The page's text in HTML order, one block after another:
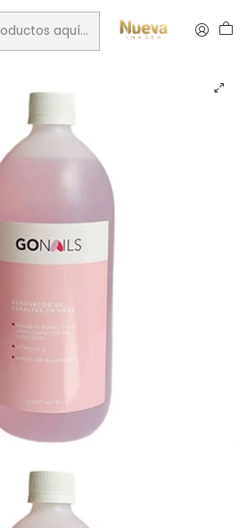
Removedores REMOVEDOR GONAILS 1LT